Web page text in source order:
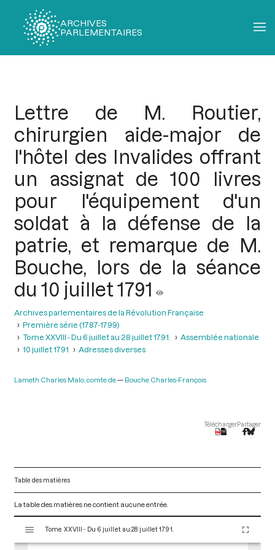
ARCHIVES
PARLEMENTAIRES
Lettre de M. Routier,
chirurgien aide-major de
l'hôtel des Invalides offrant
un assignat de 100 livres
pour l'équipement d'un
soldat à la défense de la
patrie, et remarque de M.
Bouche, lors de la séance
du 10 juillet 1791
Archives parlementaires de la Révolution Française
Première série (1787-1799)
Tome XXVIII - Du 6 juillet au 28 juillet 1791.
Assemblée nationale
10 juillet 1791
Adresses diverses
Lameth Charles Malo, comte de Bouche Charles-François
TéléchargerPartager
Table des matières
La table des matières ne contient aucune entrée.
s
Tome XXVIII - Du 6 juillet au 28 juillet 1791.